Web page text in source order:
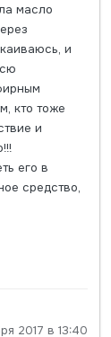
масло
и
кто тоже
и
его в
средство,
2017 в 13:40